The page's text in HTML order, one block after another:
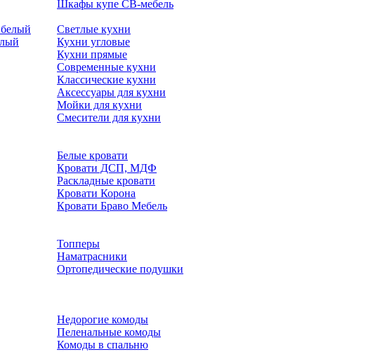
Шкафы купе СВ-мебель
Светлые кухни
Кухни угловые
Кухни прямые
Современные кухни
Классические кухни
Аксессуары для кухни
Мойки для кухни
Смесители для кухни
Белые кровати
Кровати ДСП, МДФ
Раскладные кровати
Кровати Корона
Кровати Браво Мебель
Топперы
Наматрасники
Ортопедические подушки
Недорогие комоды
Пеленальные комоды
Комоды в спальню